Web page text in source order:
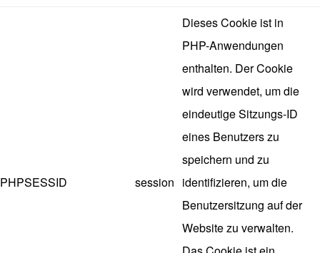
PHPSESSID session
Dieses Cookie ist in
PHP-Anwendungen
enthalten. Der Cookie
wird verwendet, um die
eindeutige Sitzungs-ID
eines Benutzers zu
speichern und zu
identifizieren, um die
Benutzersitzung auf der
Website zu verwalten.